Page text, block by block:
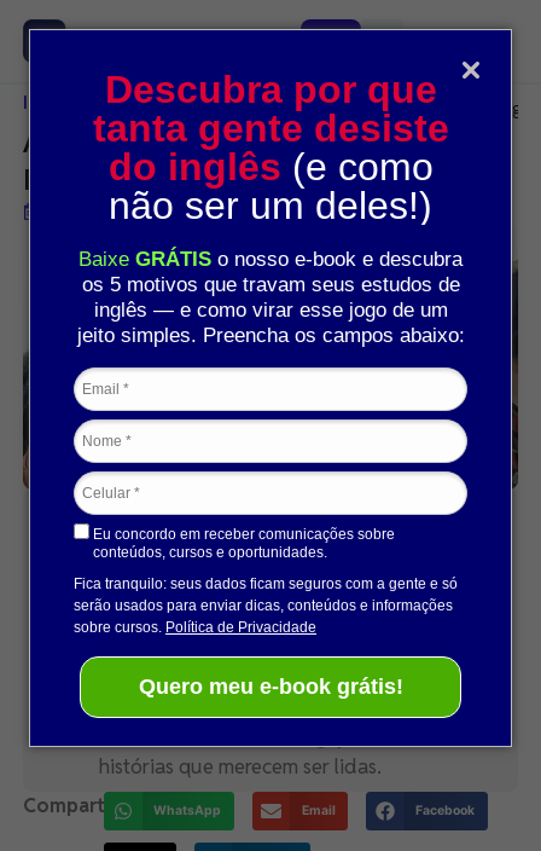
Descubra por que
tanta gente desiste
do inglês (e como
não ser um deles!)
Baixe GRÁTIS o nosso e-book e descubra
os 5 motivos que travam seus estudos de
inglês — e como virar esse jogo de um
jeito simples. Preencha os campos abaixo:
Eu concordo em receber comunicações sobre
conteúdos, cursos e oportunidades.
Fica tranquilo: seus dados ficam seguros com a gente e só
serão usados para enviar dicas, conteúdos e informações
sobre cursos. Política de Privacidade
Quero meu e-book grátis!
Início Inglês Atividades com o Verbo “To Be”: Praticando o
Atividades com o Verbo “To Be”:
Praticando o Inglês
Publicado em 28 de abril de 2024
Ana Lencioni
Sou estrategista de comunicação e amante
da palavra bem escrita, apaixonada por
transformar insights em conteúdo que faz
No meu dia a dia brinco com planejamento,
criatividade e redação pra construir textos e
histórias que merecem ser lidas.
Compartilhe: WhatsApp Email Facebook